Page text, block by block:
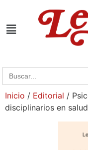
Search
for:
Inicio / Editorial /
disciplinarios en